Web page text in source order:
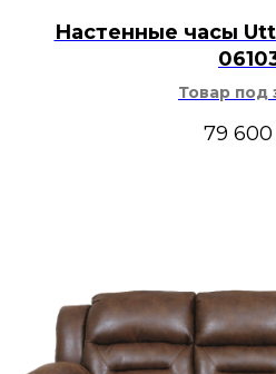
Настенные часы
Товар под
79 600